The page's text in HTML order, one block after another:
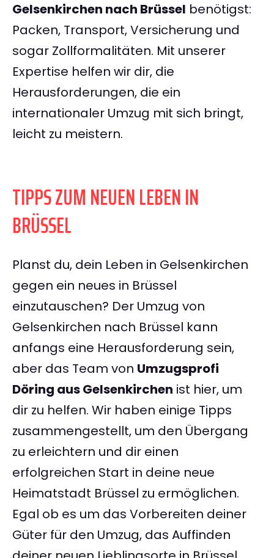
Gelsenkirchen nach Brüssel benötigst:
Packen, Transport, Versicherung und
sogar Zollformalitäten. Mit unserer
Expertise helfen wir dir, die
Herausforderungen, die ein
internationaler Umzug mit sich bringt,
leicht zu meistern.
TIPPS ZUM NEUEN LEBEN IN
BRÜSSEL
Planst du, dein Leben in Gelsenkirchen
gegen ein neues in Brüssel
einzutauschen? Der Umzug von
Gelsenkirchen nach Brüssel kann
anfangs eine Herausforderung sein,
aber das Team von Umzugsprofi
Döring aus Gelsenkirchen ist hier, um
dir zu helfen. Wir haben einige Tipps
zusammengestellt, um den Übergang
zu erleichtern und dir einen
erfolgreichen Start in deine neue
Heimatstadt Brüssel zu ermöglichen.
Egal ob es um das Vorbereiten deiner
Güter für den Umzug, das Auffinden